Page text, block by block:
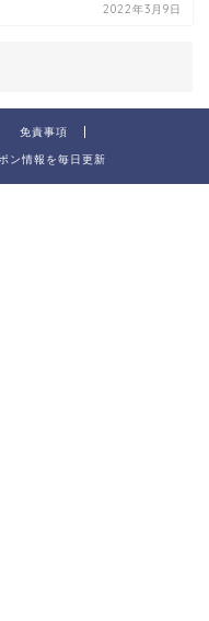
2022年3月9日
免責事項
ン情報を毎日更新